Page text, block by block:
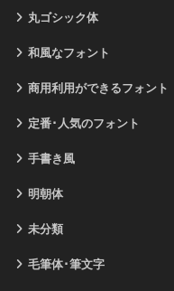
丸ゴシック体
和風なフォント
商用利用ができるフォント
定番･人気のフォント
手書き風
明朝体
未分類
毛筆体･筆文字